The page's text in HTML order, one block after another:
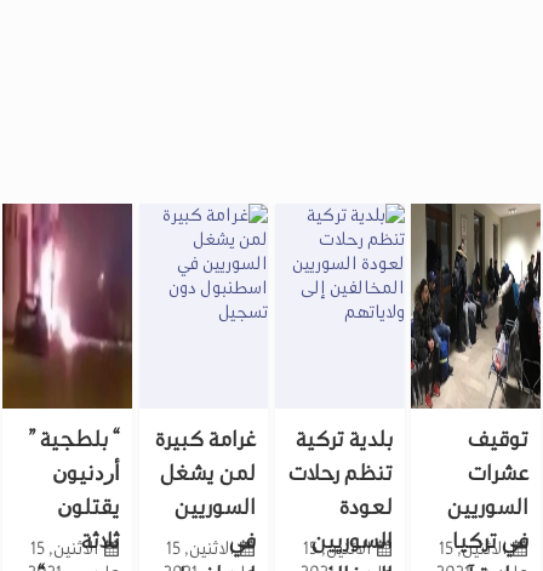
الاثنين, 15
بلدية تركية
تنظم رحلات
لعودة
السوريينالاثنين, 15
غرامة كبيرة
لمن يشغل
في
الاثنين, 15
“ ﺑﻠﻄﺠﻴﺔ ”
ﺃﺭﺩﻧﻴﻮﻥ
ﻳﻘﺘﻠﻮﻥ
ﺛﻼﺛﺔ
الاثنين, 15